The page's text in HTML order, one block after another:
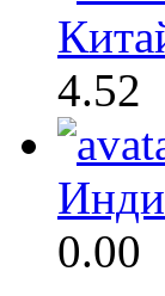
4.52
0.00